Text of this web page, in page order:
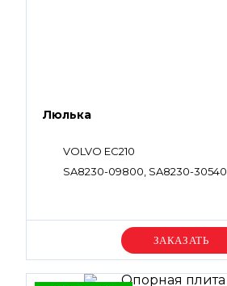
Люлька
VOLVO EC210
SA8230-09800, SA8230-30540
Уточняйте цену